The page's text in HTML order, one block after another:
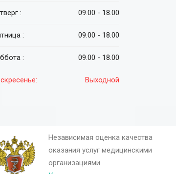
: 09.00 - 18.00
: 09.00 - 18.00
: 09.00 - 18.00
Выходной
Независимая оценка качества
оказания услуг медицинскими
организациями